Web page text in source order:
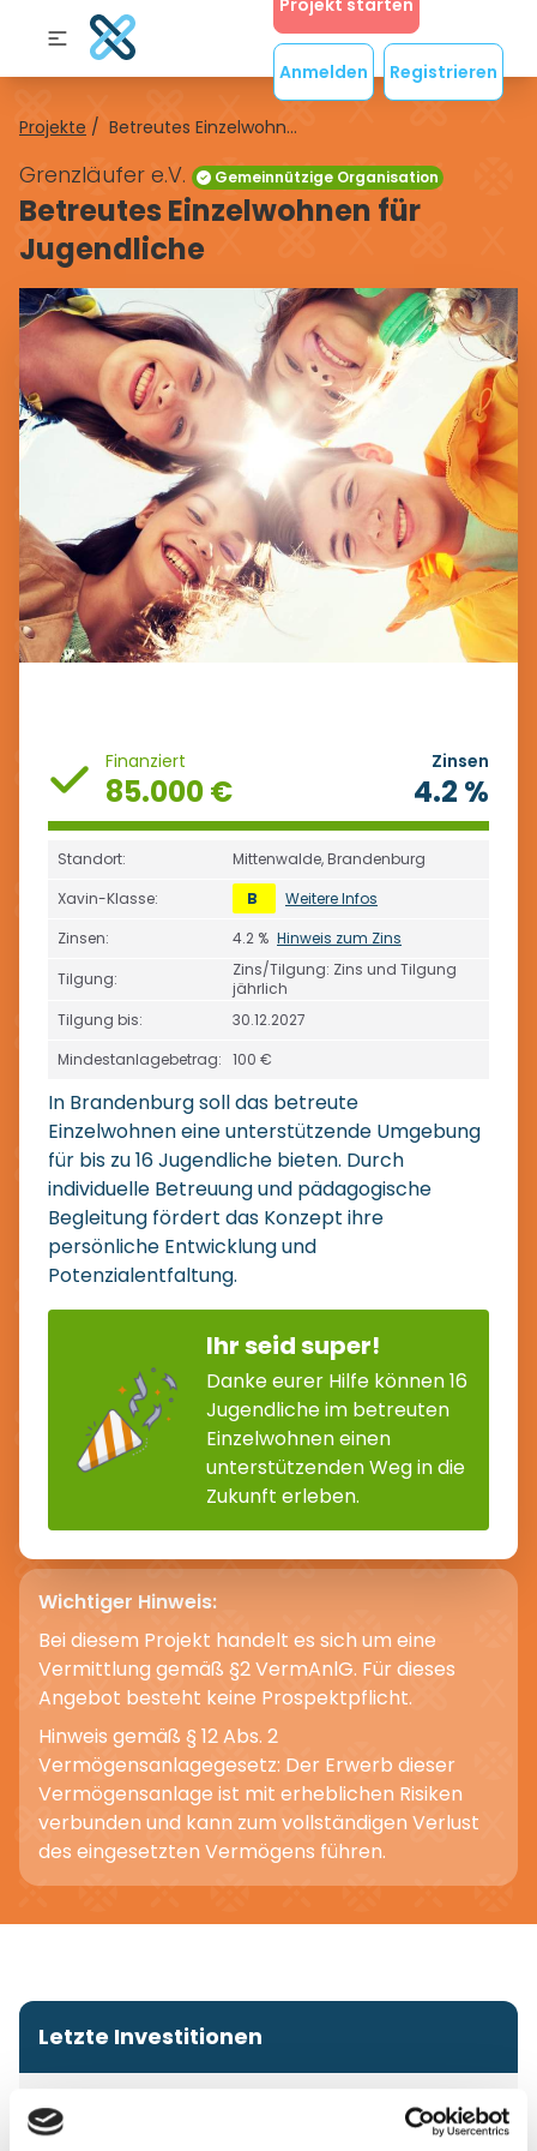
Projekt starten
Anmelden Registrieren
Projekte / Betreutes Einzelwohn...
Grenzläufer e.V. Gemeinnützige Organisation
Betreutes Einzelwohnen für
Jugendliche
Finanziert Zinsen
85.000 € 4.2 %
Standort:
Mittenwalde, Brandenburg
Xavin-Klasse:
B
Weitere Infos
Zinsen:
4.2 % Hinweis zum Zins
Tilgung:
Zins/Tilgung: Zins und Tilgung
jährlich
Tilgung bis:
30.12.2027
Mindestanlagebetrag: 100 €
In Brandenburg soll das betreute
Einzelwohnen eine unterstützende Umgebung
für bis zu 16 Jugendliche bieten. Durch
individuelle Betreuung und pädagogische
Begleitung fördert das Konzept ihre
persönliche Entwicklung und
Potenzialentfaltung.
Ihr seid super!
Danke eurer Hilfe können 16
Jugendliche im betreuten
Einzelwohnen einen
unterstützenden Weg in die
Zukunft erleben.
Wichtiger Hinweis:
Bei diesem Projekt handelt es sich um eine
Vermittlung gemäß §2 VermAnlG. Für dieses
Angebot besteht keine Prospektpflicht.
Hinweis gemäß § 12 Abs. 2
Vermögensanlagegesetz: Der Erwerb dieser
Vermögensanlage ist mit erheblichen Risiken
verbunden und kann zum vollständigen Verlust
des eingesetzten Vermögens führen.
Letzte Investitionen
vor 2 Jahren
Anonym
5.400 €